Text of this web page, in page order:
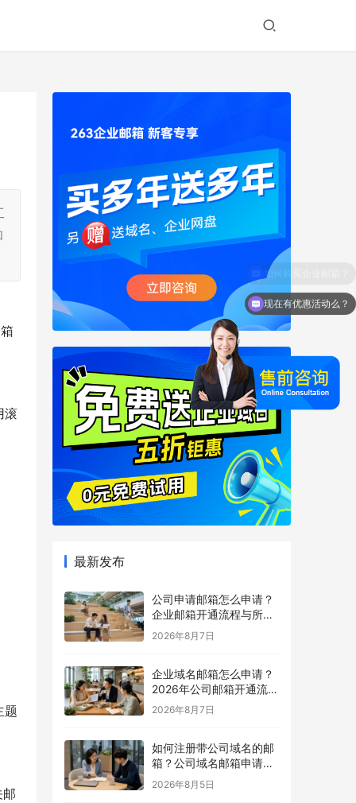
滚
题
最新发布
公司申请邮箱怎么申请？
企业邮箱开通流程与所需
材料说明
2026年8月7日
企业域名邮箱怎么申请？
2026年公司邮箱开通流程
详解
2026年8月7日
如何注册带公司域名的邮
箱？公司域名邮箱申请与
配置指南
2026年8月5日
现在有优惠活动么？